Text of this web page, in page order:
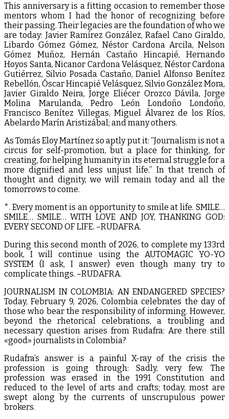
This anniversary is a fitting occasion to remember those
mentors whom I had the honor of recognizing before
their passing. Their legacies are the foundation of who we
are today: Javier Ramírez González, Rafael Cano Giraldo,
Libardo Gómez Gómez, Néstor Cardona Arcila, Nelson
Gómez Muñoz, Hernán Castaño Hincapié, Hernando
Hoyos Santa, Nicanor Cardona Velásquez, Néstor Cardona
Gutiérrez, Silvio Posada Castaño, Daniel Alfonso Benítez
Rebellón, Óscar Hincapié Velásquez, Silvio González Mora,
Javier Giraldo Neira, Jorge Eliécer Orozco Dávila, Jorge
Molina Marulanda, Pedro León Londoño Londoño,
Francisco Benítez Villegas, Miguel Álvarez de los Ríos,
Abelardo Marín Aristizábal; and many others.
As Tomás Eloy Martínez so aptly put it: “Journalism is not a
circus for self-promotion, but a place for thinking, for
creating, for helping humanity in its eternal struggle for a
more dignified and less unjust life.” In that trench of
thought and dignity, we will remain today and all the
tomorrows to come.
*. Every moment is an opportunity to smile at life. SMILE…
SMILE… SMILE… WITH LOVE AND JOY, THANKING GOD:
EVERY SECOND OF LIFE. –RUDAFRA.
During this second month of 2026, to complete my 133rd
book, I will continue using the AUTOMAGIC YO-YO
SYSTEM (I ask, I answer) even though many try to
complicate things. –RUDAFRA.
JOURNALISM IN COLOMBIA: AN ENDANGERED SPECIES?
Today, February 9, 2026, Colombia celebrates the day of
those who bear the responsibility of informing. However,
beyond the rhetorical celebrations, a troubling and
necessary question arises from Rudafra: Are there still
«good» journalists in Colombia?
Rudafra’s answer is a painful X-ray of the crisis the
profession is going through: Sadly, very few. The
profession was erased in the 1991 Constitution and
reduced to the level of arts and crafts; today, most are
swept along by the currents of unscrupulous power
brokers.